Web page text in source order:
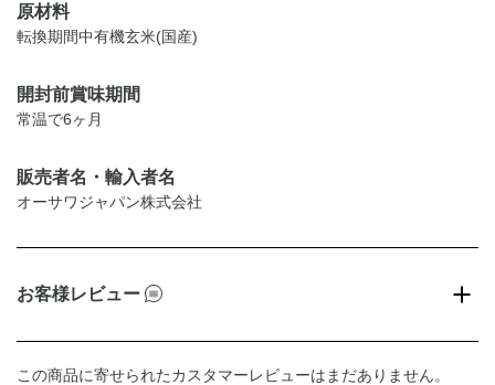
原材料
転換期間中有機玄米(国産)
開封前賞味期間
常温で6ヶ月
販売者名・輸入者名
オーサワジャパン株式会社
お客様レビュー
この商品に寄せられたカスタマーレビューはまだありません。